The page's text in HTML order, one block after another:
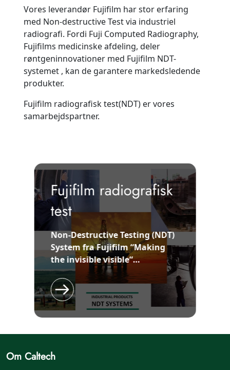
Vores leverandør Fujifilm har stor erfaring
med Non-destructive Test via industriel
radiografi. Fordi Fuji Computed Radiography,
Fujifilms medicinske afdeling, deler
røntgeninnovationer med Fujifilm NDT-
systemet , kan de garantere markedsledende
produkter.
Fujifilm radiografisk test(NDT) er vores
samarbejdspartner.
Fujifilm radiografisk
test
Non-Destructive Testing (NDT)
System fra Fujifilm “Making
the invisible visible“…
Om Caltech